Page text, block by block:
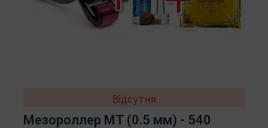
Відсутня
Мезороллер MT (0.5 мм) - 540